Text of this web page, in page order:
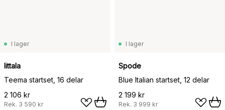
I lager
Iittala
Teema startset, 16 delar
2 106 kr
Rek. 3 590 kr
I lager
Spode
Blue Italian startset, 12 delar
2 199 kr
Rek. 3 999 kr